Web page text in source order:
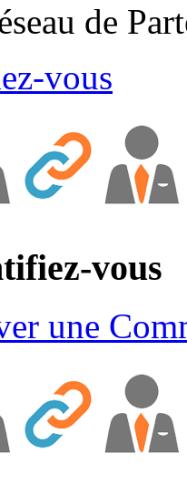
de
vous
vous
une